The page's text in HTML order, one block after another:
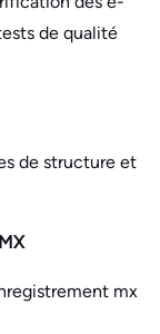
de qualité
de structure et
mx